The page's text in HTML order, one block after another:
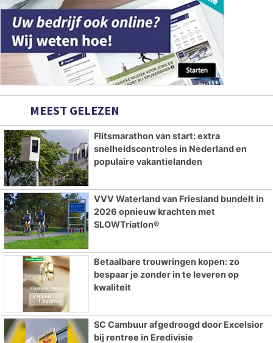
MEEST GELEZEN
Flitsmarathon van start: extra
snelheidscontroles in Nederland en
populaire vakantielanden
VVV Waterland van Friesland bundelt in
2026 opnieuw krachten met
SLOWTriatlon®
Betaalbare trouwringen kopen: zo
bespaar je zonder in te leveren op
kwaliteit
SC Cambuur afgedroogd door Excelsior
bij rentree in Eredivisie